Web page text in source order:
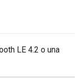
LE 4.2 o una